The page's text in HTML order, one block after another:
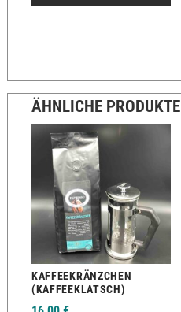
ÄHNLICHE PRODUKTE
KAFFEEKRÄNZCHEN
(KAFFEEKLATSCH)